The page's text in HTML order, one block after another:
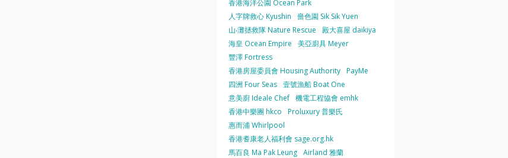
香港海洋公園 Ocean Park
人字牌救心 Kyushin
嗇色園 Sik Sik Yuen
山‧灘拯救隊 Nature Rescue
殿大喜屋 daikiya
海皇 Ocean Empire
美亞廚具 Meyer
豐澤 Fortress
香港房屋委員會 Housing Authority PayMe
四洲 Four Seas 壹號漁船 Boat One
意美廚 Ideale Chef 機電工程協會 emhk
香港中樂團 hkco
Proluxury 普樂氏
惠而浦 Whirlpool
香港耆康老人福利會 sage.org.hk
馬百良 Ma Pak Leung Airland 雅蘭